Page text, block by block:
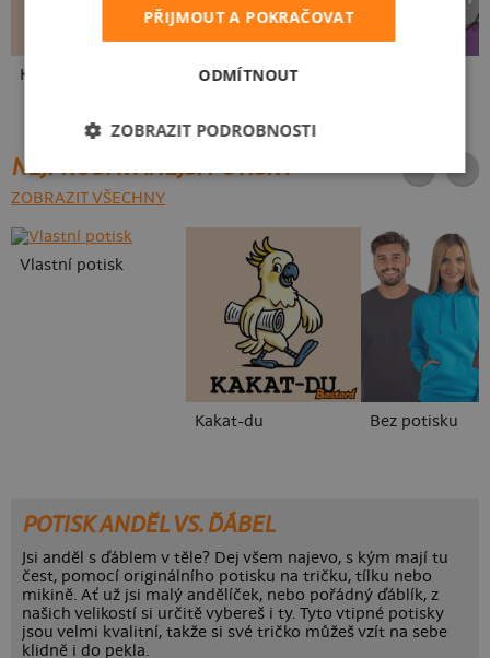
Kakat-du V pressu
NEJPRODÁVANĚJŠÍ POTISKY
ZOBRAZIT VŠECHNY
Vlastní potisk
Kakat-du Bez potisku
POTISK ANDĚL VS. ĎÁBEL
Jsi anděl s ďáblem v těle? Dej všem najevo, s kým mají tu
čest, pomocí originálního potisku na tričku, tílku nebo
mikině. Ať už jsi malý andělíček, nebo pořádný ďáblík, z
našich velikostí si určitě vybereš i ty. Tyto vtipné potisky
jsou velmi kvalitní, takže si své tričko můžeš vzít na sebe
klidně i do pekla.
PŘIJMOUT A POKRAČOVAT
ODMÍTNOUT
ZOBRAZIT PODROBNOSTI